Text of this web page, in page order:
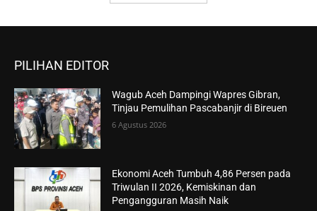
PILIHAN EDITOR
Wagub Aceh Dampingi Wapres Gibran,
Tinjau Pemulihan Pascabanjir di Bireuen
6 Agustus 2026
Ekonomi Aceh Tumbuh 4,86 Persen pada
Triwulan II 2026, Kemiskinan dan
Pengangguran Masih Naik